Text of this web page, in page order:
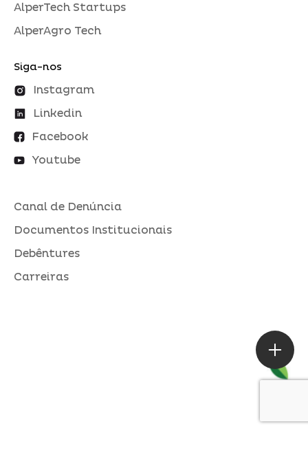
AlperTech Startups
AlperAgro Tech
Siga-nos
Instagram
Linkedin
Facebook
Youtube
Canal de Denúncia
Documentos Institucionais
Debêntures
Carreiras